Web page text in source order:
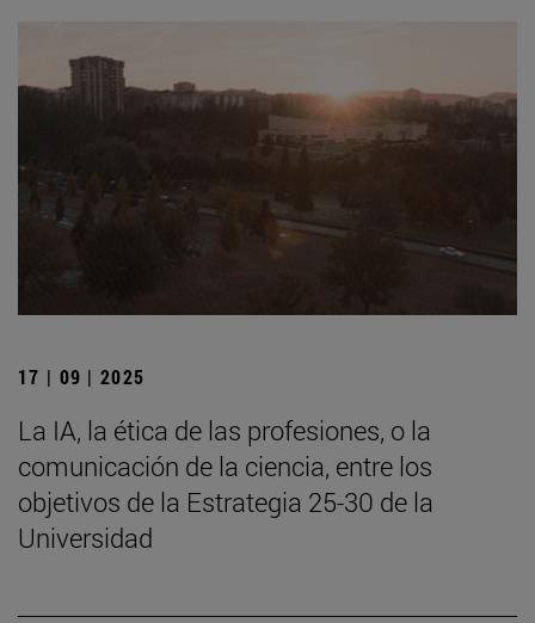
17 | 09 | 2025
La IA, la ética de las profesiones, o la
comunicación de la ciencia, entre los
objetivos de la Estrategia 25-30 de la
Universidad